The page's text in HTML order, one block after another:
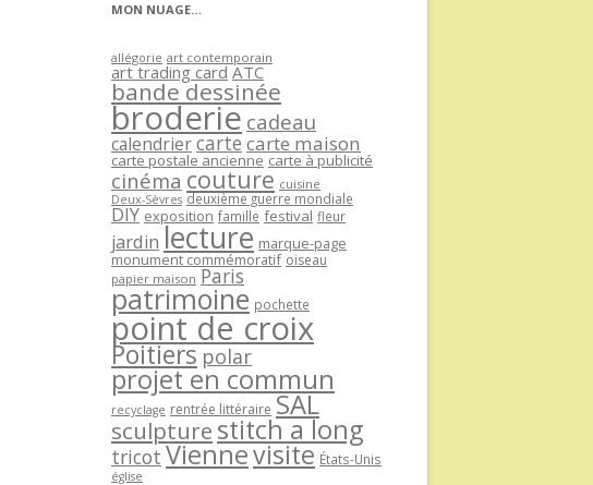
MON NUAGE…
allégorie art contemporain
art trading card ATC
bande dessinée
broderie cadeau
calendriercartecarte maison
carte postale ancienne carte à publicité
cinéma couture cuisine
Deux-Sèvres deuxième guerre mondiale
DIY exposition famille festival fleur
jardin lecture marque-page
monument commémoratif oiseau
papier maison Paris
patrimoine pochette
point de croix
Poitiers polar
projet en commun
recyclage rentrée littéraire SAL
sculpture stitch a long
tricot Viennevisite États-Unis
église